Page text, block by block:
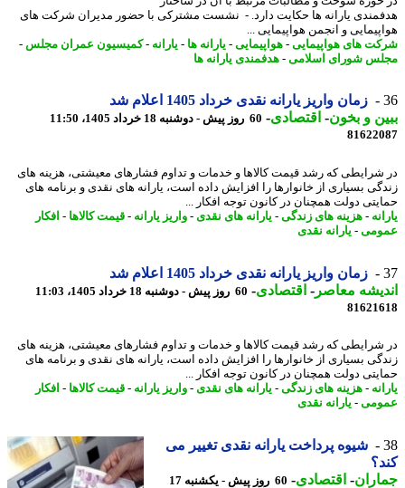
یارانه ها حکایت دارد. - نشست مشترکی با حضور مدیران شرکت های
و انجمن هواپیمایی ...
های هواپیمایی-هواپیمایی-یارانه ها - یارانه- کمیسیون عمران مجلس-
شورای اسلامی-هدفمندی یارانه ها
زمان واریز یارانه نقدی خرداد 1405 اعلام شد
و بخون-اقتصادی-60 روز پیش - دوشنبه 18 خرداد 1405، 11:50
که رشد قیمت کالاها و خدمات و تداوم فشارهای معیشتی، هزینه های
بسیاری از خانوارها را افزایش داده است، یارانه های نقدی و برنامه های
دولت همچنان در کانون توجه افکار ...
- هزینه های زندگی-یارانه های نقدی-واریز یارانه- قیمت کالاها-افکار
-یارانه نقدی
زمان واریز یارانه نقدی خرداد 1405 اعلام شد
معاصر-اقتصادی-60 روز پیش - دوشنبه 18 خرداد 1405، 11:03
که رشد قیمت کالاها و خدمات و تداوم فشارهای معیشتی، هزینه های
بسیاری از خانوارها را افزایش داده است، یارانه های نقدی و برنامه های
دولت همچنان در کانون توجه افکار ...
- هزینه های زندگی-یارانه های نقدی-واریز یارانه- قیمت کالاها-افکار
-یارانه نقدی
شیوه پرداخت یارانه نقدی تغییر می
- اقتصادی-
60 روز پیش - یکشنبه 17